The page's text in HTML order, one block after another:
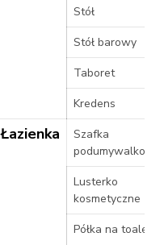
Stół
Stół barowy
Taboret
Kredens
Łazienka
Szafka
podumywalkowa
Lusterko
kosmetyczne
Półka na toaletę